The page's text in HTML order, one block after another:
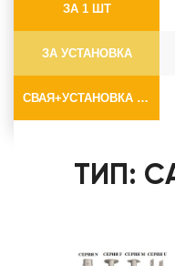
ЗА 1 ШТ
ЗА УСТАНОВКА
СВАЯ+УСТАНОВКА (БЕЗ ОГОЛОВКА)
ТИП: